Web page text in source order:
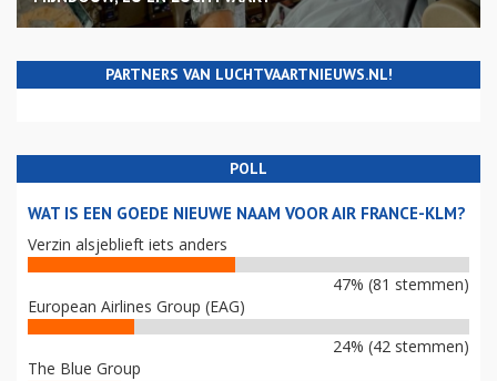
PARTNERS VAN LUCHTVAARTNIEUWS.NL!
POLL
WAT IS EEN GOEDE NIEUWE NAAM VOOR AIR FRANCE-KLM?
Verzin alsjeblieft iets anders
47% (81 stemmen)
European Airlines Group (EAG)
24% (42 stemmen)
The Blue Group